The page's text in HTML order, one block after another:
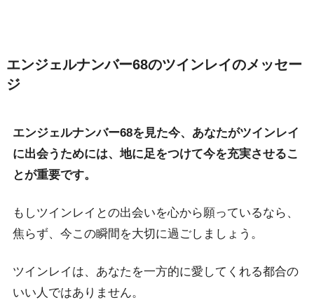
エンジェルナンバー68のツインレイのメッセー
ジ
エンジェルナンバー68を見た今、あなたがツインレイ
に出会うためには、地に足をつけて今を充実させるこ
とが重要です。
もしツインレイとの出会いを心から願っているなら、
焦らず、今この瞬間を大切に過ごしましょう。
ツインレイは、あなたを一方的に愛してくれる都合の
いい人ではありません。